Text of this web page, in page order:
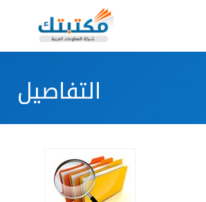
التفاصيل